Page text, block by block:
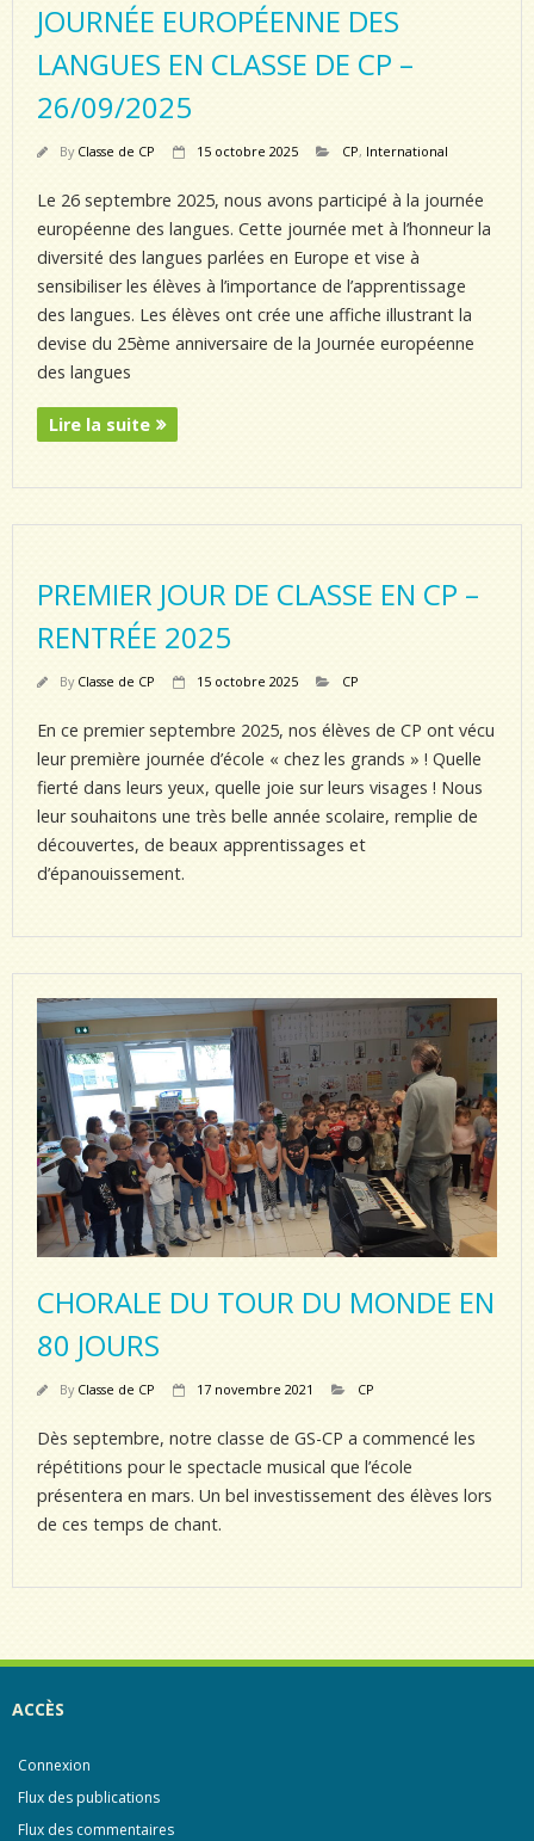
JOURNÉE EUROPÉENNE DES
LANGUES EN CLASSE DE CP –
26/09/2025
By Classe de CP 15 octobre 2025 CP, International
Le 26 septembre 2025, nous avons participé à la journée
européenne des langues. Cette journée met à l’honneur la
diversité des langues parlées en Europe et vise à
sensibiliser les élèves à l’importance de l’apprentissage
des langues. Les élèves ont crée une affiche illustrant la
devise du 25ème anniversaire de la Journée européenne
des langues
Lire la suite
PREMIER JOUR DE CLASSE EN CP –
RENTRÉE 2025
By Classe de CP 15 octobre 2025 CP
En ce premier septembre 2025, nos élèves de CP ont vécu
leur première journée d’école « chez les grands » ! Quelle
fierté dans leurs yeux, quelle joie sur leurs visages ! Nous
leur souhaitons une très belle année scolaire, remplie de
découvertes, de beaux apprentissages et
d’épanouissement.
CHORALE DU TOUR DU MONDE EN
80 JOURS
By Classe de CP 17 novembre 2021 CP
Dès septembre, notre classe de GS-CP a commencé les
répétitions pour le spectacle musical que l’école
présentera en mars. Un bel investissement des élèves lors
de ces temps de chant.
ACCÈS
Connexion
Flux des publications
Flux des commentaires